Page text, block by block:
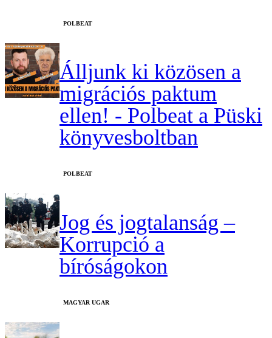
‎POLBEAT
Álljunk ki közösen a
migrációs paktum
ellen! - Polbeat a Püski
könyvesboltban
‎POLBEAT
Jog és jogtalanság –
Korrupció a
bíróságokon
MAGYAR UGAR